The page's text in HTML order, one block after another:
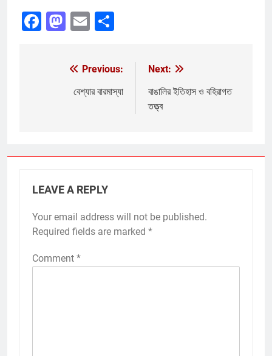
Facebook
Mastodon
Email
navigation
Previous:
বেশ্যার বারমাস্যা
Next:
বাঙালির ইতিহাস ও বহিরাগত
তত্ত্ব
LEAVE A REPLY
Your email address will not be published.
Required fields are marked *
Comment *